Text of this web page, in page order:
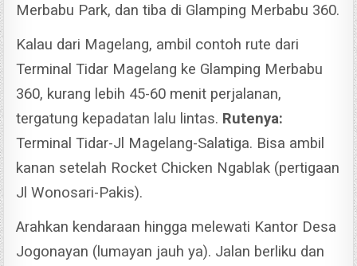
Merbabu Park, dan tiba di Glamping Merbabu 360.
Kalau dari Magelang, ambil contoh rute dari
Terminal Tidar Magelang ke Glamping Merbabu
360, kurang lebih 45-60 menit perjalanan,
tergatung kepadatan lalu lintas. Rutenya:
Terminal Tidar-Jl Magelang-Salatiga. Bisa ambil
kanan setelah Rocket Chicken Ngablak (pertigaan
Jl Wonosari-Pakis).
Arahkan kendaraan hingga melewati Kantor Desa
Jogonayan (lumayan jauh ya). Jalan berliku dan